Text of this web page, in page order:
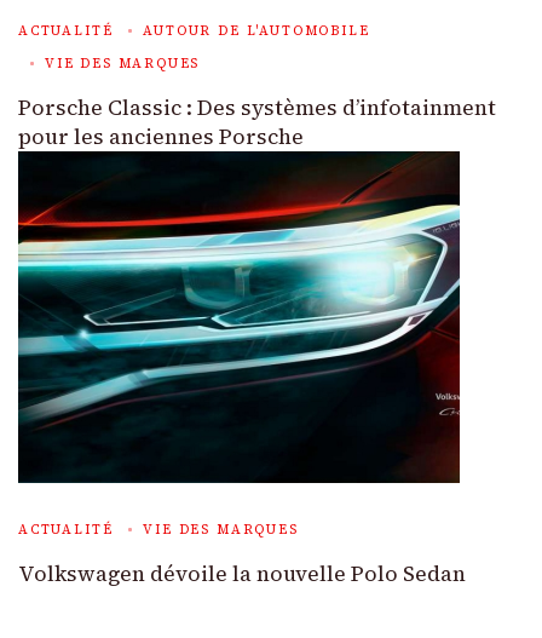
ACTUALITÉ
AUTOUR DE L'AUTOMOBILE
VIE DES MARQUES
Porsche Classic : Des systèmes d’infotainment
pour les anciennes Porsche
ACTUALITÉ VIE DES MARQUES
Volkswagen dévoile la nouvelle Polo Sedan